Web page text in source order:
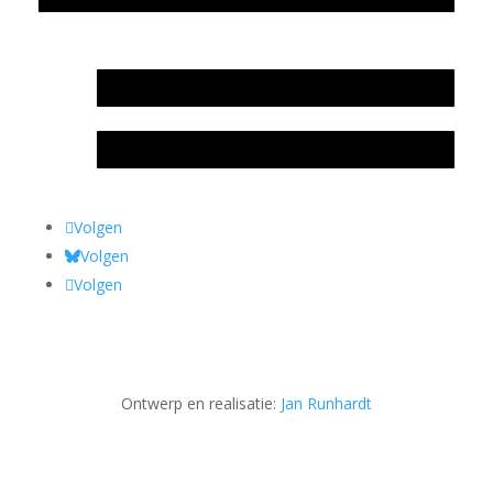
Volgen
Volgen
Volgen
Ontwerp en realisatie: Jan Runhardt